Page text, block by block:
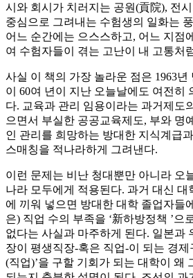
시와 회시가 치러지는 공원(貢院), 전
중심으로 그려내는 수험생의 일화는
어느 순간에는 으스스하고, 어느 지점
여 수험자들이 겪는 고난이 내 고통처
사실 이 책의 가장 놀라운 점은 1963년
이 60여 년이 지난 오늘날에도 여전히
다. 교육과 관리 임용이라는 과거제도
으면서 부실한 공공교육제도, 부와 명
인 관리를 희망하는 방대한 지식계급
스매칭을 적나라하게 그려낸다.
이런 문제는 비난 청대뿐만 아니라 오
나라 모두에게 적용된다. 과거 대신 대
에 끼워 넣으면 방대한 대학 졸업자들
은) 직업 수의 부족을 ‘新하방정책 ’으
없다는 사실과 마주하게 된다. 일본과
장이 평생직장-혹은 직업-이 되는 경제
(직업)’을 구할 기회가 되는 대학이 왜